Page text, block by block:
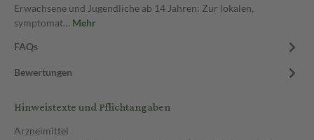
Erwachsene und Jugendliche ab 14 Jahren: Zur lokalen,
symptomat… Mehr
FAQs
Bewertungen
Hinweistexte und Pflichtangaben
Arzneimittel